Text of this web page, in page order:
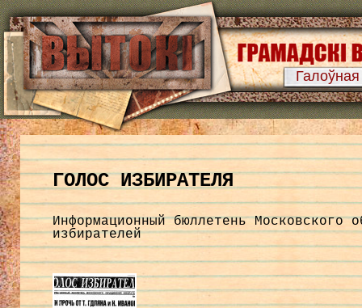
Галоўная
ГОЛОС ИЗБИРАТЕЛЯ
Информационный бюллетень Московского
избирателей